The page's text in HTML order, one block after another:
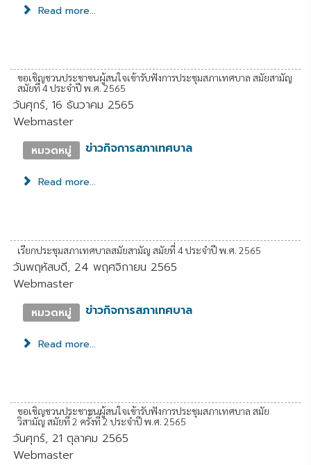
Read more...
ขอเชิญชวนประชาชนผู้สนใจเข้ารับฟังการประชุมสภาเทศบาล สมัยสามัญ
สมัยที่ 4 ประจำปี พ.ศ. 2565
วันศุกร์, 16 ธันวาคม 2565
Webmaster
หมวดหมู่ ข่าวกิจการสภาเทศบาล
Read more...
เรียกประชุมสภาเทศบาลสมัยสามัญ สมัยที่ 4 ประจำปี พ.ศ. 2565
วันพฤหัสบดี, 24 พฤศจิกายน 2565
Webmaster
หมวดหมู่ ข่าวกิจการสภาเทศบาล
Read more...
ขอเชิญชวนประชาชนผู้สนใจเข้ารับฟังการประชุมสภาเทศบาล สมัย
วิสามัญ สมัยที่ 2 ครั้งที่ 2 ประจำปี พ.ศ. 2565
วันศุกร์, 21 ตุลาคม 2565
Webmaster